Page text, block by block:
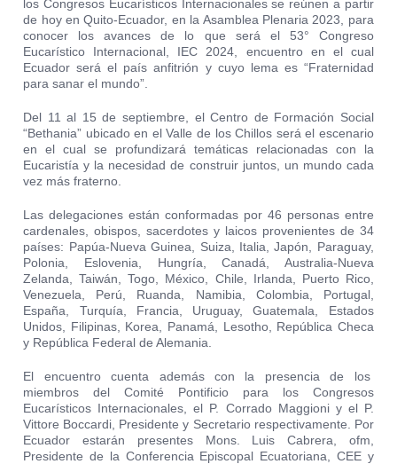
los Congresos Eucarísticos Internacionales se reúnen a partir
de hoy en Quito-Ecuador, en la Asamblea Plenaria 2023, para
conocer los avances de lo que será el 53° Congreso
Eucarístico Internacional, IEC 2024, encuentro en el cual
Ecuador será el país anfitrión y cuyo lema es “Fraternidad
para sanar el mundo”.
Del 11 al 15 de septiembre, el Centro de Formación Social
“Bethania” ubicado en el Valle de los Chillos será el escenario
en el cual se profundizará temáticas relacionadas con la
Eucaristía y la necesidad de construir juntos, un mundo cada
vez más fraterno.
Las delegaciones están conformadas por 46 personas entre
cardenales, obispos, sacerdotes y laicos provenientes de 34
países: Papúa-Nueva Guinea, Suiza, Italia, Japón, Paraguay,
Polonia, Eslovenia, Hungría, Canadá, Australia-Nueva
Zelanda, Taiwán, Togo, México, Chile, Irlanda, Puerto Rico,
Venezuela, Perú, Ruanda, Namibia, Colombia, Portugal,
España, Turquía, Francia, Uruguay, Guatemala, Estados
Unidos, Filipinas, Korea, Panamá, Lesotho, República Checa
y República Federal de Alemania.
El encuentro cuenta además con la presencia de los
miembros del Comité Pontificio para los Congresos
Eucarísticos Internacionales, el P. Corrado Maggioni y el P.
Vittore Boccardi, Presidente y Secretario respectivamente. Por
Ecuador estarán presentes Mons. Luis Cabrera, ofm,
Presidente de la Conferencia Episcopal Ecuatoriana, CEE y